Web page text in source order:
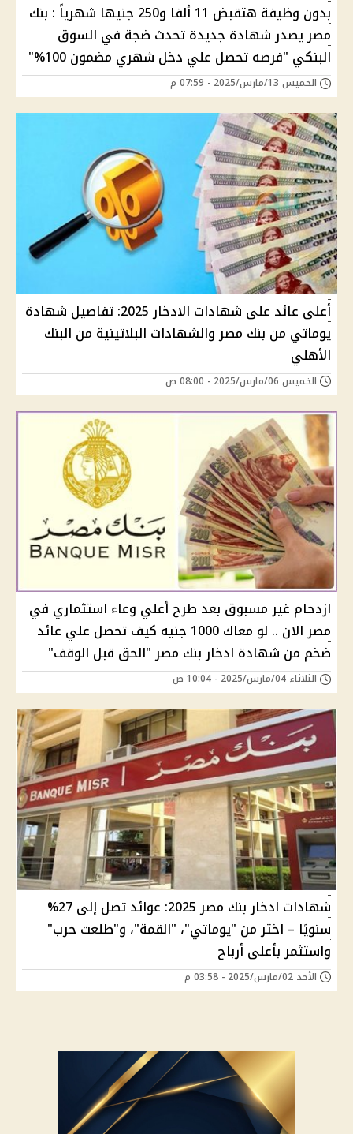
بدون وظيفة هتقبض 11 ألفا و250 جنيها شهرياً : بنك
مصر يصدر شهادة جديدة تحدث ضجة في السوق
البنكي "فرصه تحصل علي دخل شهري مضمون 100%"
الخميس 13/مارس/2025 - 07:59 م
أعلى عائد على شهادات الادخار 2025: تفاصيل شهادة
يوماتي من بنك مصر والشهادات البلاتينية من البنك
الأهلي
الخميس 06/مارس/2025 - 08:00 ص
ازدحام غير مسبوق بعد طرح أعلي وعاء استثماري في
مصر اﻻن .. لو معاك 1000 جنيه كيف تحصل علي عائد
ضخم من شهادة ادخار بنك مصر "الحق قبل الوقف"
الثلاثاء 04/مارس/2025 - 10:04 ص
شهادات ادخار بنك مصر 2025: عوائد تصل إلى 27%
سنويًا – اختر من "يوماتي"، "القمة"، و"طلعت حرب"
واستثمر بأعلى أرباح
الأحد 02/مارس/2025 - 03:58 م